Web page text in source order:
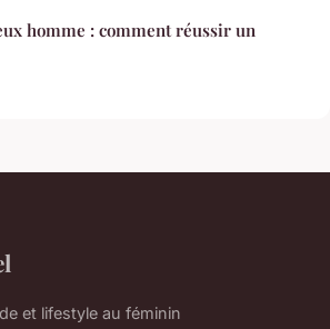
homme : comment réussir un
et lifestyle au féminin